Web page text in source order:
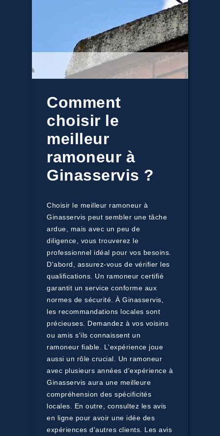
Comment
choisir le
meilleur
ramoneur à
Ginasservis ?
Choisir le meilleur ramoneur à
Ginasservis peut sembler une tâche
ardue, mais avec un peu de
diligence, vous trouverez le
professionnel idéal pour vos besoins.
D'abord, assurez-vous de vérifier les
qualifications. Un ramoneur certifié
garantit un service conforme aux
normes de sécurité. À Ginasservis,
les recommandations locales sont
précieuses. Demandez à vos voisins
ou amis s'ils connaissent un
ramoneur fiable. L'expérience joue
aussi un rôle crucial. Un ramoneur
avec plusieurs années d'expérience à
Ginasservis aura une meilleure
compréhension des spécificités
locales. En outre, consultez les avis
en ligne pour avoir une idée des
expériences d'autres clients. Les avis